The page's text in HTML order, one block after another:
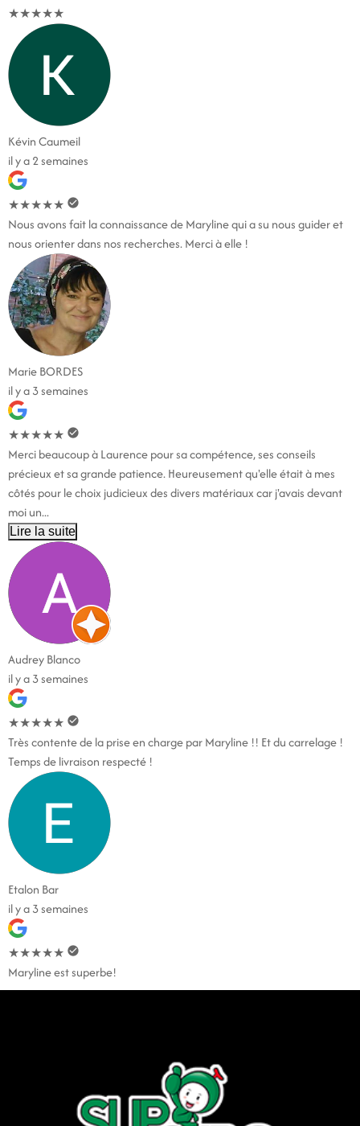
★★★★★
Kévin Caumeil
il y a 2 semaines
★★★★★
Nous avons fait la connaissance de Maryline qui a su nous guider et
nous orienter dans nos recherches. Merci à elle !
Marie BORDES
il y a 3 semaines
★★★★★
Merci beaucoup à Laurence pour sa compétence, ses conseils
précieux et sa grande patience. Heureusement qu'elle était à mes
côtés pour le choix judicieux des divers matériaux car j'avais devant
moi un...
Lire la suite
Audrey Blanco
il y a 3 semaines
★★★★★
Très contente de la prise en charge par Maryline !! Et du carrelage !
Temps de livraison respecté !
Etalon Bar
il y a 3 semaines
★★★★★
Maryline est superbe!